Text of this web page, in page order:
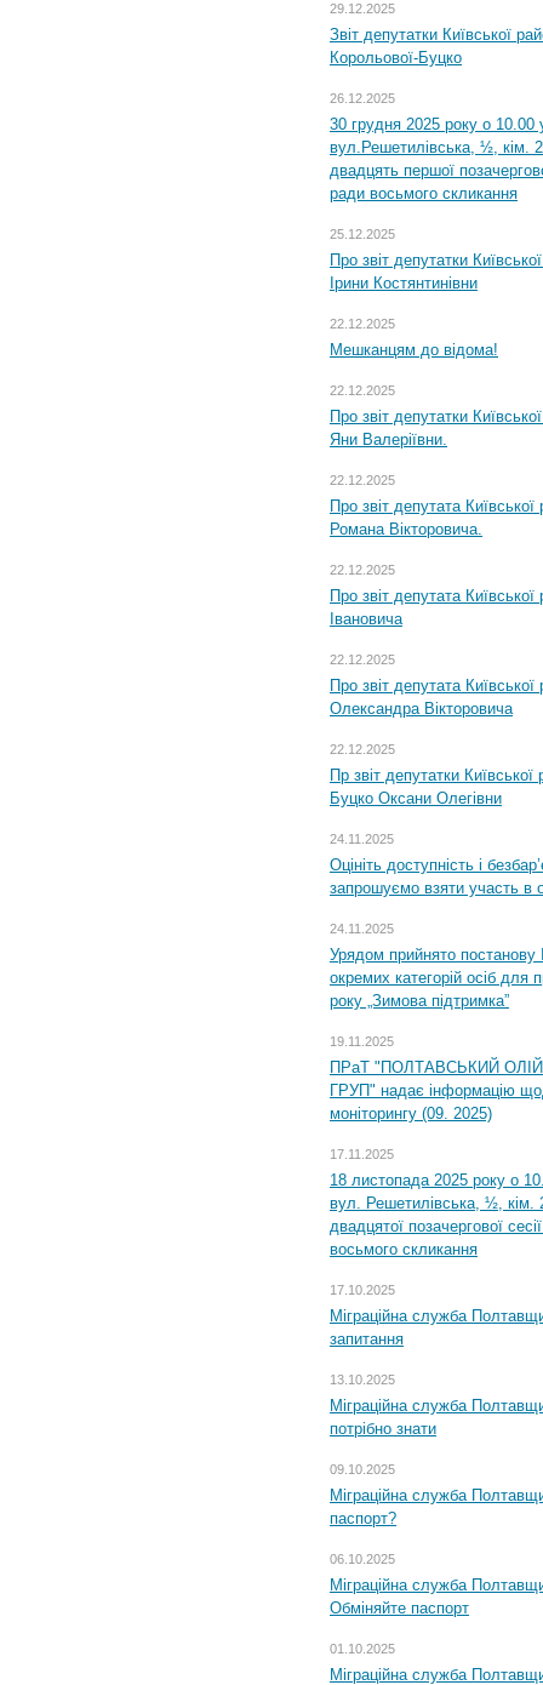
29.12.2025
Звіт депутатки Київської
Корольової-Буцко
26.12.2025
30 грудня 2025 року о 10.00
вул.Решетилівська, ½, кім.
двадцять першої
ради восьмого скликання
25.12.2025
Про звіт депутатки
Ірини Костянтинівни
22.12.2025
Мешканцям до відома!
22.12.2025
Про звіт депутатки
Яни Валеріївни.
22.12.2025
Про звіт депутата
Романа Вікторовича.
22.12.2025
Про звіт депутата
Івановича
22.12.2025
Про звіт депутата
Олександра Вікторовича
22.12.2025
Пр звіт депутатки
Буцко Оксани Олегівни
24.11.2025
Оцініть доступність і
запрошуємо взяти участь в
24.11.2025
Урядом прийнято постанову
окремих категорій осіб для
року „Зимова підтримка”
19.11.2025
ПРаТ "ПОЛТАВСЬКИЙ
ГРУП" надає інформацію
моніторингу (09. 2025)
17.11.2025
18 листопада 2025 року о
вул. Решетилівська, ½, кім.
двадцятої позачергової
восьмого скликання
17.10.2025
Міграційна служба
запитання
13.10.2025
Міграційна служба
потрібно знати
09.10.2025
Міграційна служба
паспорт?
06.10.2025
Міграційна служба
Обміняйте паспорт
01.10.2025
Міграційна служба